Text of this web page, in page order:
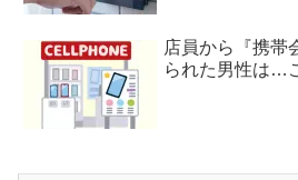
店員から『携帯
られた男性は…